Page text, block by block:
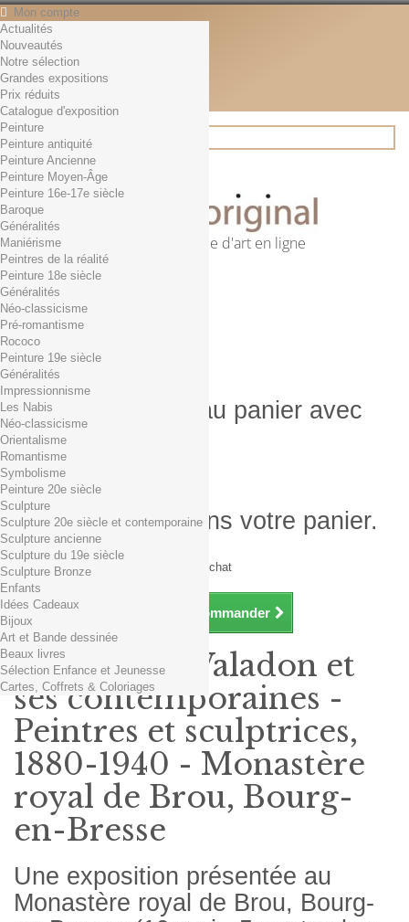
Mon compte
Contact
Français
English
Français
Actualités
Rechercher
Première librairie d'art en ligne
Panier (vide)
Aucun produit
0,01€ dès 29€ d'achat
0,00 € Total
Commander
Produit ajouté au panier avec
succès
Quantité
Total
Il y a 1 produit dans votre panier.
Total produits TTC
Frais de port TTC
0,01€ dès 29€ d'achat
Total TTC
Continuer mes achats Commander
Actualités
Nouveautés
Notre sélection
Grandes expositions
Prix réduits
Catalogue d'exposition
Peinture
Peinture antiquité
Peinture Ancienne
Peinture Moyen-Âge
Peinture 16e-17e siècle
Baroque
Généralités
Maniérisme
Peintres de la réalité
Peinture 18e siècle
Généralités
Néo-classicisme
Pré-romantisme
Rococo
Peinture 19e siècle
Généralités
Impressionnisme
Les Nabis
Néo-classicisme
Orientalisme
Romantisme
Symbolisme
Peinture 20e siècle
Sculpture
Sculpture 20e siècle et contemporaine
Sculpture ancienne
Sculpture du 19e siècle
Sculpture Bronze
Enfants
Idées Cadeaux
Bijoux
Art et Bande dessinée
Beaux livres
Sélection Enfance et Jeunesse
Cartes, Coffrets & Coloriages
Exposition Valadon et
ses contemporaines -
Peintres et sculptrices,
1880-1940 - Monastère
royal de Brou, Bourg-
en-Bresse
Une exposition présentée au
Monastère royal de Brou, Bourg-